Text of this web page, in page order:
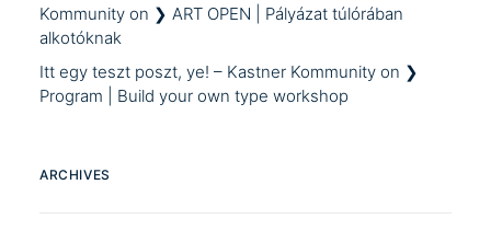
Kommunity on ❯ ART OPEN | Pályázat túlórában
alkotóknak
Itt egy teszt poszt, ye! – Kastner Kommunity on ❯
Program | Build your own type workshop
ARCHIVES